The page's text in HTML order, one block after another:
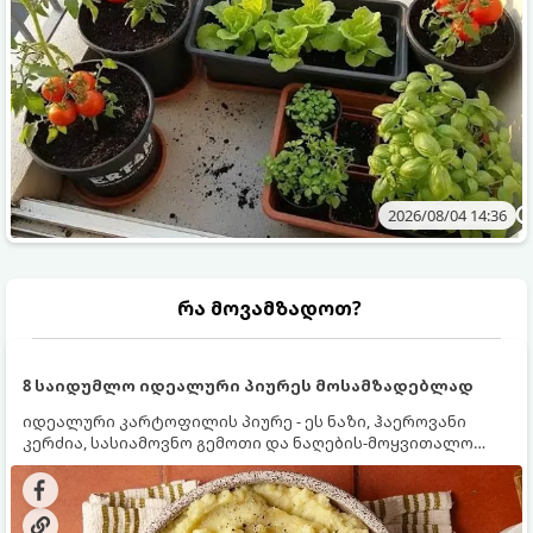
2026/08/04 14:36
რა მოვამზადოთ?
8 საიდუმლო იდეალური პიურეს მოსამზადებლად
იდეალური კარტოფილის პიურე - ეს ნაზი, ჰაეროვანი
კერძია, სასიამოვნო გემოთი და ნაღების-მოყვითალო
ფერით. მისი მომზადება ძალიან მარტივია, მაგრამ
არსებობს რამდენიმე საიდუმლო, რომლებიც უნდა
იცოდეთ, რომ პიურე იდეალურად გემრიელი გამოვიდეს.